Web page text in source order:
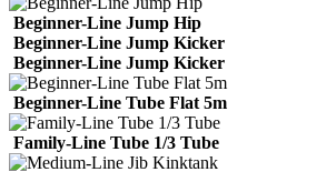
Beginner-Line Jump Hip
Beginner-Line Jump Kicker
Beginner-Line Jump Kicker
Beginner-Line Tube Flat 5m
Family-Line Tube 1/3 Tube